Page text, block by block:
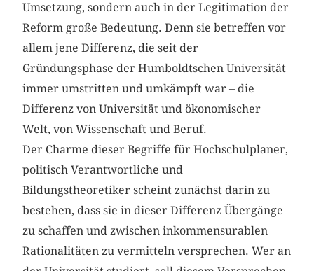
Umsetzung, sondern auch in der Legitimation der
Reform große Bedeutung. Denn sie betreffen vor
allem jene Differenz, die seit der
Gründungsphase der Humboldtschen Universität
immer umstritten und umkämpft war – die
Differenz von Universität und ökonomischer
Welt, von Wissenschaft und Beruf.
Der Charme dieser Begriffe für Hochschulplaner,
politisch Verantwortliche und
Bildungstheoretiker scheint zunächst darin zu
bestehen, dass sie in dieser Differenz Übergänge
zu schaffen und zwischen inkommensurablen
Rationalitäten zu vermitteln versprechen. Wer an